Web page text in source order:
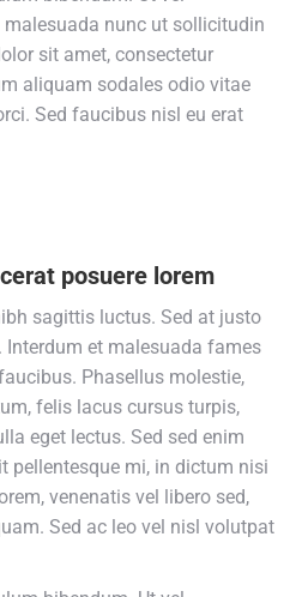
nunc ut sollicitudin
sit amet, consectetur
aliquam sodales odio vitae
Sed faucibus nisl eu erat
posuere lorem
sagittis luctus. Sed at justo
Interdum et malesuada fames
Phasellus molestie,
felis lacus cursus turpis,
eget lectus. Sed sed enim
pellentesque mi, in dictum nisi
venenatis vel libero sed,
Sed ac leo vel nisl volutpat